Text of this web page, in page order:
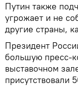
Путин также
угрожает и не
другие страны,
Президент
большую пресс-
выставочном
присутствовали